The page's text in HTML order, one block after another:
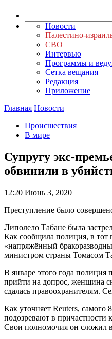
Новости
Палестино-
СВО
Интервью
Программы и
Сетка вещания
Редакция
Приложение
Главная Новости
Происшествия
В мире
Супругу экс-
обвинили в
12:20 Июнь 3, 2020
Преступление было
Липолело Табане была
Как сообщила полиция, в тот
«напряжённый
министром страны Томасом
В январе этого года
прийти на допрос, женщина
сдалась правоохранителям.
Как уточняет Reuters, самого
подозревают в причастности
Свои полномочия он сложил в